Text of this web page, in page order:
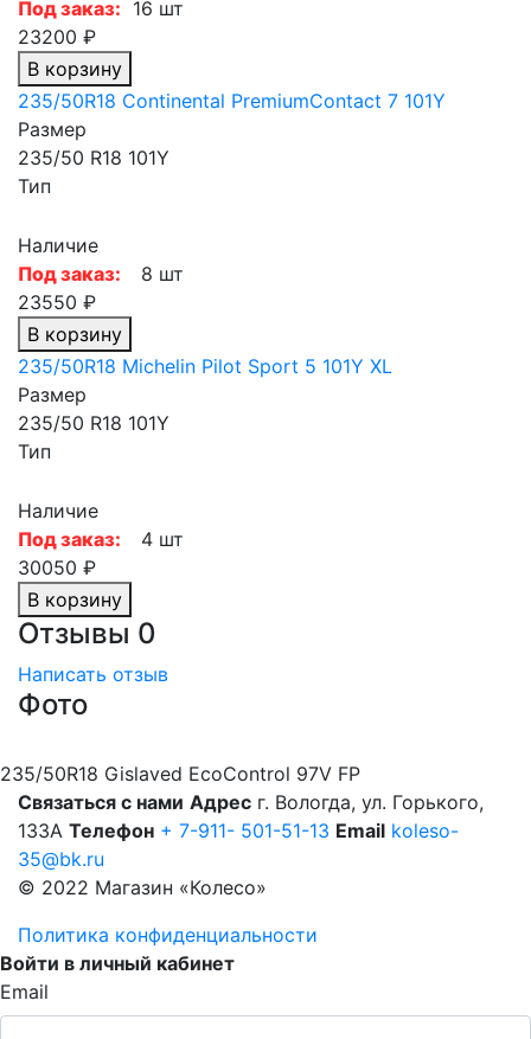
Под заказ: 16 шт
23200 ₽
В корзину
235/50R18 Continental PremiumContact 7 101Y
Размер
235/50 R18 101Y
Тип
Наличие
Под заказ:
8 шт
23550 ₽
В корзину
235/50R18 Michelin Pilot Sport 5 101Y XL
Размер
235/50 R18 101Y
Тип
Наличие
Под заказ:
4 шт
30050 ₽
В корзину
Отзывы 0
Написать отзыв
Фото
235/50R18 Gislaved EcoControl 97V FP
Связаться с нами Адрес г. Вологда, ул. Горького,
133А Телефон + 7-911- 501-51-13 Email koleso-
35@bk.ru
© 2022 Магазин «Колесо»
Политика конфиденциальности
Войти в личный кабинет
Email